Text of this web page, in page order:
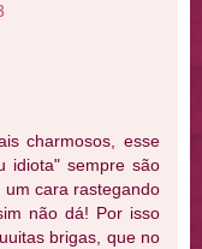
charmosos, esse
idiota" sempre são
um cara rastegando
não dá! Por isso
brigas, que no